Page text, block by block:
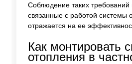
Соблюдение таких требований
связанные с работой системы
отражается на ее
Как монтировать
отопления в